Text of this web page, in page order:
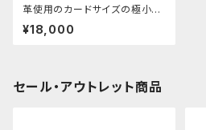
革使用のカードサイズの極小ミ
ニ財布
¥18,000
セール・アウトレット商品